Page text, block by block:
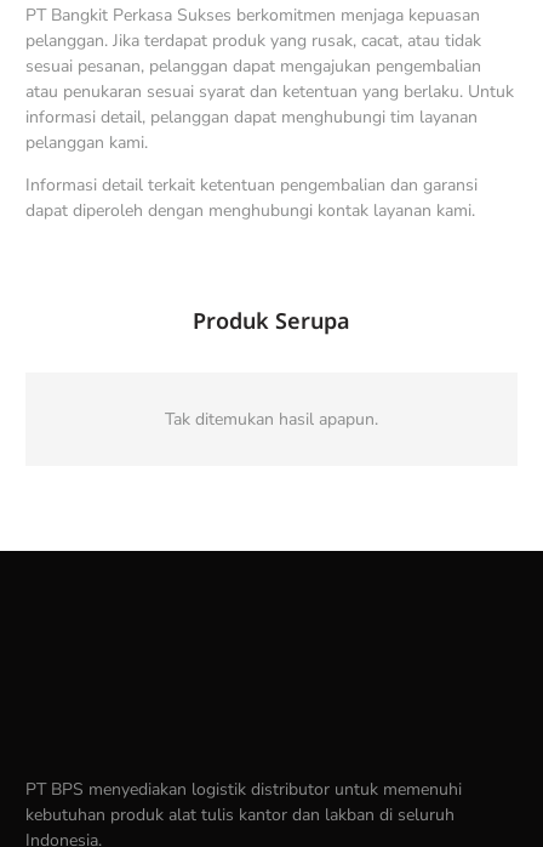
PT Bangkit Perkasa Sukses berkomitmen menjaga kepuasan
pelanggan. Jika terdapat produk yang rusak, cacat, atau tidak
sesuai pesanan, pelanggan dapat mengajukan pengembalian
atau penukaran sesuai syarat dan ketentuan yang berlaku. Untuk
informasi detail, pelanggan dapat menghubungi tim layanan
pelanggan kami.
Informasi detail terkait ketentuan pengembalian dan garansi
dapat diperoleh dengan menghubungi kontak layanan kami.
Produk Serupa
Tak ditemukan hasil apapun.
PT BPS menyediakan logistik distributor untuk memenuhi
kebutuhan produk alat tulis kantor dan lakban di seluruh
Indonesia.